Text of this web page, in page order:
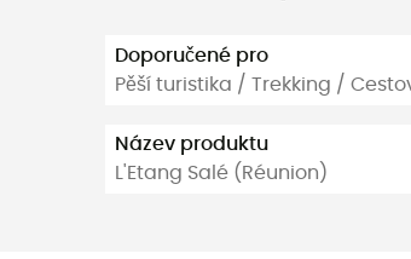
Doporučené pro
Pěší turistika / Trekking /
Název produktu
L'Etang Salé (Réunion)